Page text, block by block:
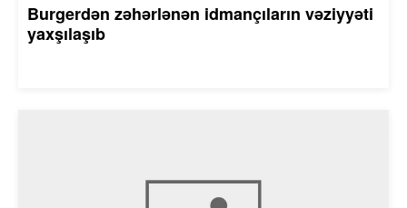
Burgerdən zəhərlənən idmançıların vəziyyəti
yaxşılaşıb